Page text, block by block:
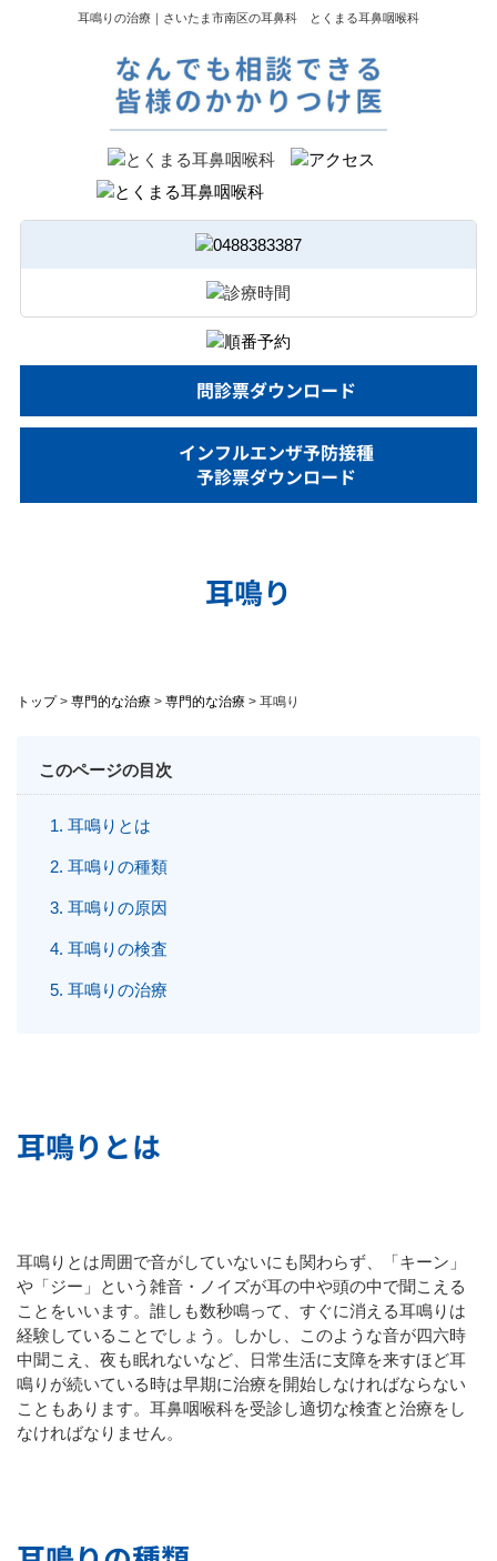
耳鳴りの治療｜さいたま市南区の耳鼻科 とくまる耳鼻咽喉科
問診票ダウンロード
インフルエンザ予防接種
予診票ダウンロード
耳鳴り
トップ> 専門的な治療 > 専門的な治療 > 耳鳴り
このページの目次
耳鳴りとは
耳鳴りの種類
耳鳴りの原因
耳鳴りの検査
耳鳴りの治療
耳鳴りとは
耳鳴りとは周囲で音がしていないにも関わらず、「キーン」
や「ジー」という雑音・ノイズが耳の中や頭の中で聞こえる
ことをいいます。誰しも数秒鳴って、すぐに消える耳鳴りは
経験していることでしょう。しかし、このような音が四六時
中聞こえ、夜も眠れないなど、日常生活に支障を来すほど耳
鳴りが続いている時は早期に治療を開始しなければならない
こともあります。耳鼻咽喉科を受診し適切な検査と治療をし
なければなりません。